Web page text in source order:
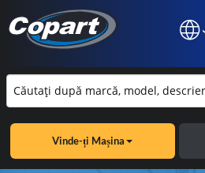
Vinde-ți Mașina